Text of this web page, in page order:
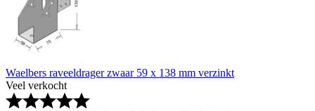
Waelbers raveeldrager zwaar 59 x 138 mm verzinkt
Veel verkocht